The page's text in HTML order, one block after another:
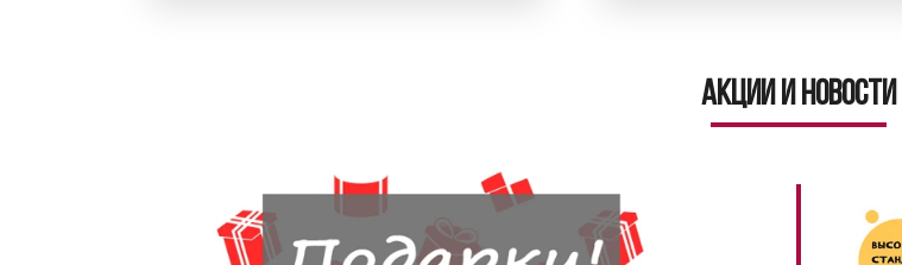
Акции и новости